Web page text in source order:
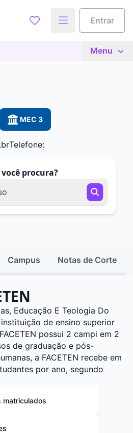
Entrar
Menu
MEC 3
Telefone:
procura?
Campus Notas de Corte
Educação E Teologia Do
de ensino superior
possui 2 campi em 2
de graduação e pós-
a FACETEN recebe em
por ano, segundo
matriculados